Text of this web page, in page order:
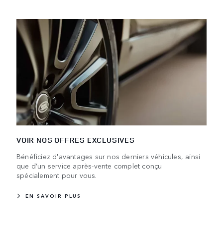
VOIR NOS OFFRES EXCLUSIVES
Bénéficiez d'avantages sur nos derniers véhicules, ainsi
que d’un service après-vente complet conçu
spécialement pour vous.
EN SAVOIR PLUS